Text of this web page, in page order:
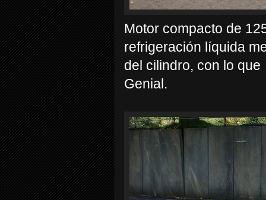
Motor compacto de
refrigeración líquida
del cilindro, con lo que
Genial.